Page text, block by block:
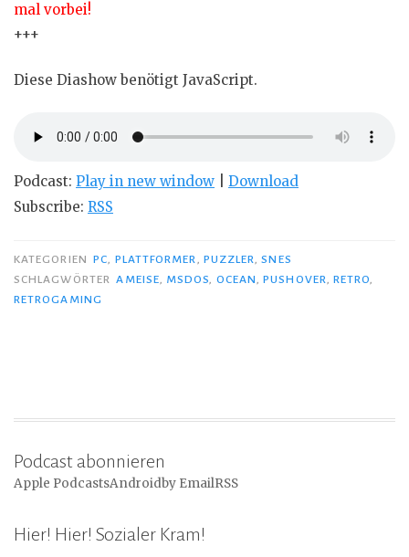
mal vorbei!
+++
Diese Diashow benötigt JavaScript.
Podcast: Play in new window
Download
Subscribe: RSS
KATEGORIEN PC PLATTFORMER PUZZLER ,SNES
SCHLAGWÖRTER
AMEISE MSDOS OCEAN ,PUSHOVER ,RETRO
RETROGAMING
Podcast abonnieren
Apple PodcastsAndroidby EmailRSS
Hier! Hier! Sozialer Kram!